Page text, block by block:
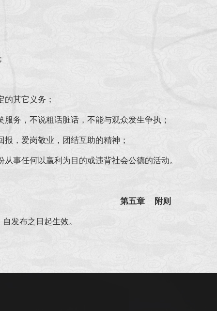
其它义务；
务，不说粗话脏话，不能与观众发生争执；
，爱岗敬业，团结互助的精神；
事任何以赢利为目的或违背社会公德的活动。
第五章 附则
发布之日起生效。